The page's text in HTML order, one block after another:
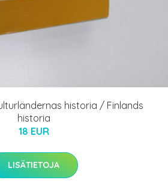
historia / Finlands
historia
18 EUR
LISÄTIETOJA